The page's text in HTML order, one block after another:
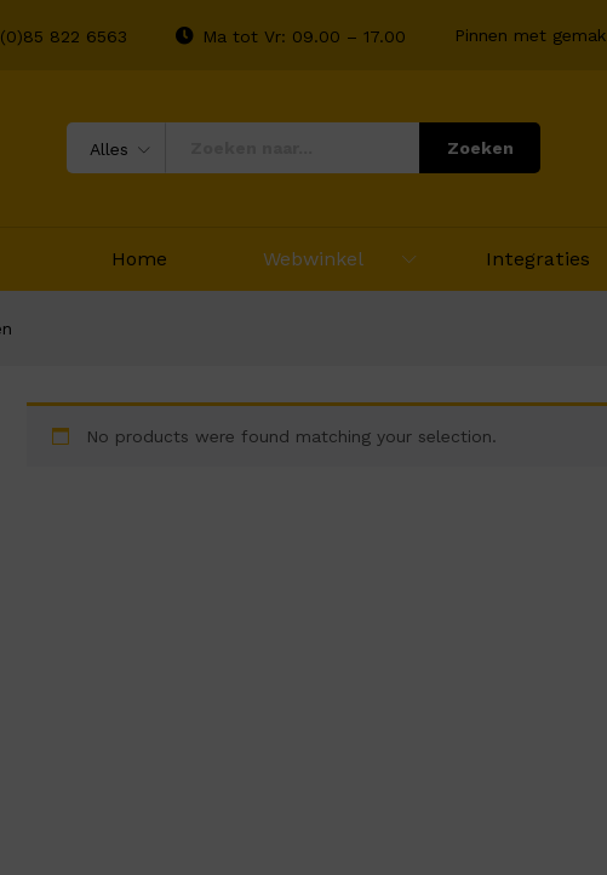
(0)85 822 6563 Ma tot Vr: 09.00 – 17.00 Pinnen met gemak
Alles Zoeken
Home Webwinkel Integraties
No products were found matching your selection.